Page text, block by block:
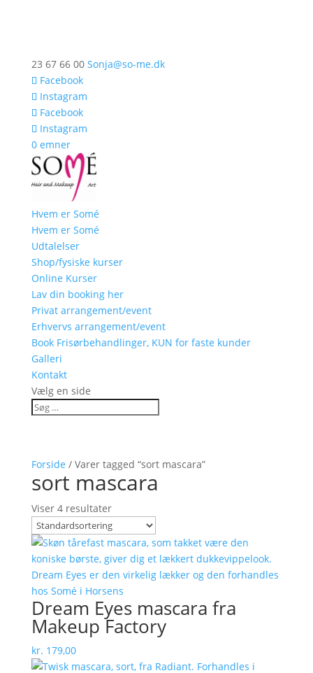
23 67 66 00 Sonja@so-me.dk
Facebook
Instagram
Facebook
Instagram
0 emner
Hvem er Somé
Hvem er Somé
Udtalelser
Shop/fysiske kurser
Online Kurser
Lav din booking her
Privat arrangement/event
Erhvervs arrangement/event
Book Frisørbehandlinger, KUN for faste kunder
Galleri
Kontakt
Vælg en side
Forside / Varer tagged “sort mascara”
sort mascara
Viser 4 resultater
Dream Eyes mascara fra
Makeup Factory
kr. 179,00